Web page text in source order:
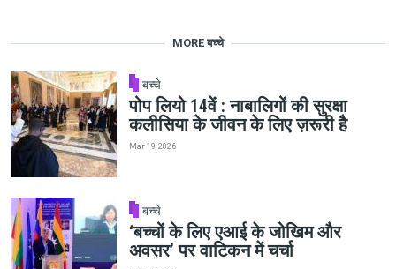
MORE बच्चे
बच्चे
पोप लियो 14वें : नाबालिगों की सुरक्षा
कलीसिया के जीवन के लिए ज़रूरी है
Mar 19, 2026
बच्चे
‘बच्चों के लिए एआई के जोखिम और
अवसर’ पर वाटिकन में चर्चा